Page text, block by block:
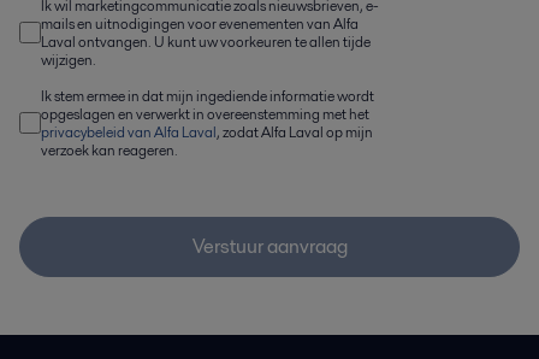
Ik wil marketingcommunicatie zoals nieuwsbrieven, e-
mails en uitnodigingen voor evenementen van Alfa
Laval ontvangen. U kunt uw voorkeuren te allen tijde
wijzigen.
Ik stem ermee in dat mijn ingediende informatie wordt
opgeslagen en verwerkt in overeenstemming met het
privacybeleid van Alfa Laval, zodat Alfa Laval op mijn
verzoek kan reageren.
Verstuur aanvraag